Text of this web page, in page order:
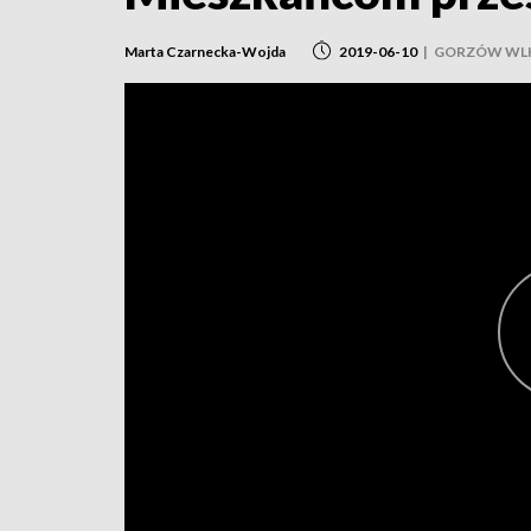
Marta Czarnecka-Wojda 2019-06-10 | GORZÓW